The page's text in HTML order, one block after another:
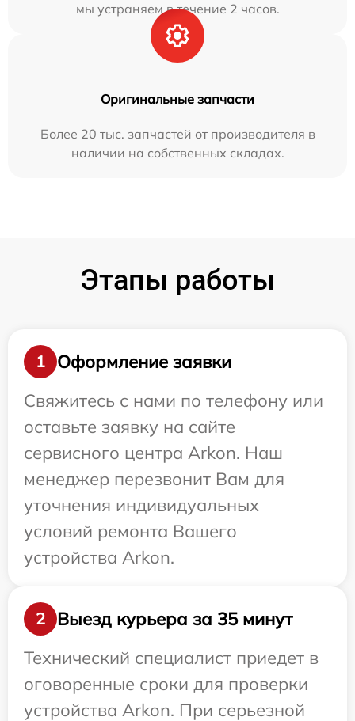
мы устраняем в течение 2 часов.
Оригинальные запчасти
Более 20 тыс. запчастей от производителя в
наличии на собственных складах.
Этапы работы
1
Оформление заявки
Свяжитесь с нами по телефону или
оставьте заявку на сайте
сервисного центра Arkon. Наш
менеджер перезвонит Вам для
уточнения индивидуальных
условий ремонта Вашего
устройства Arkon.
2
Выезд курьера за 35 минут
Технический специалист приедет в
оговоренные сроки для проверки
устройства Arkon. При серьезной